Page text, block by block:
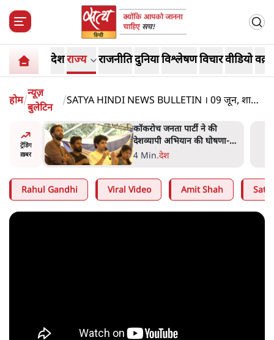
देशराज्य राजनीतिदुनियाविश्लेषणविचारवीडियो
होम/
न्यूज़
बुलेटिन
/SATYA HINDI NEWS BULLETIN । 09 जून, शाम
ट्रेंडिंग
ख़बर
BJP और मोदी ‘गॉडफादर’ भागवत
की Gen Z पर सलाह मानेंः
अभिजीत दिपके
5 Min.देश
Rahul Gandhi Viral Video Amit Shah